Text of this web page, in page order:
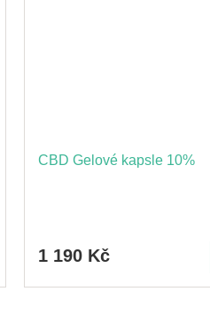
CBD Gelové kapsle 10%
1 190 Kč